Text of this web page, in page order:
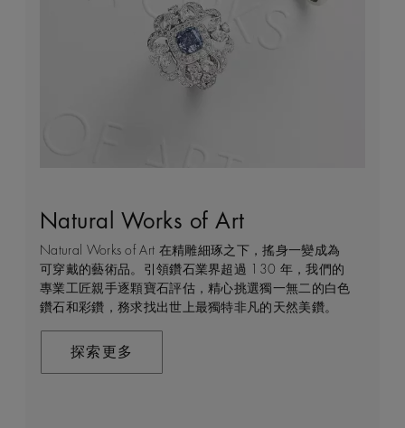
Natural Works of Art
Natural Works of Art 在精雕細琢之下，搖身一變成為
可穿戴的藝術品。引領鑽石業界超過 130 年，我們的
專業工匠親手逐顆寶石評估，精心挑選獨一無二的白色
鑽石和彩鑽，務求找出世上最獨特非凡的天然美鑽。
探索更多
鑽石珠寶創作的藝術
De Beers 作為鑽石珠寶藝術的領導者，在鑽石之旅的
每個階段 —— 從鑽石原石的開採到打造成世代相傳的
瑰寶 —— 均擁有舉足輕重的獨特地位。 我們探索並揭
示大自然的珍稀寶藏所潛藏的醉人魅力，精心創造出工
在這趟追尋極致瑰寶的旅程，對完美的追求與卓越的專
建設永恒
我們每天都能親眼目感受天然美鑽何等珍貴，對佩戴者
和製作過程中的所有人而言，鑽石都是大自然的瑰寶。
因此我們致力確保每顆鑽石都能對開採地當地的人民和
環境帶來長久的正面影響。我們將此承諾稱為「建設永
探索更多
客戶服務
不論您身處家中或到訪我們其中一間商店，我們都渴望
能為您提供度身訂造的購物體驗。預約親臨精品店或線
上購物體驗，即可透過私人諮詢得到專家協助和指導。
聯絡我們